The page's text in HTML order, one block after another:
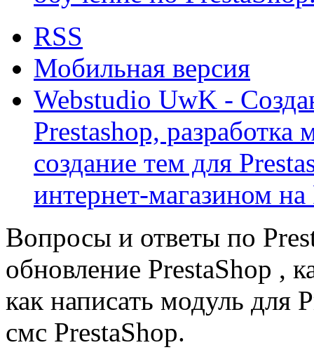
RSS
Мобильная версия
Webstudio UwK -
Prestashop, разработка
создание тем для
интернет-магазином на
Вопросы и ответы по
обновление PrestaShop ,
как написать модуль для
смс PrestaShop.